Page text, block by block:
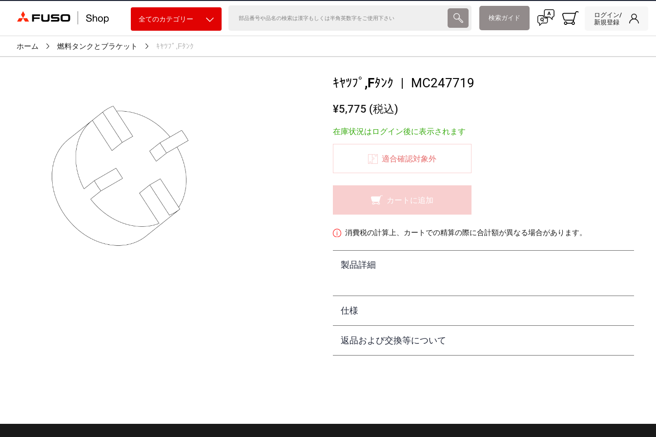
全てのカテゴリー 検索ガイド
ログイン/
新規登録
ホーム 燃料タンクとブラケット ｷﾔﾂﾌﾟ,Fﾀﾝｸ
ｷﾔﾂﾌﾟ,Fﾀﾝｸ | MC247719
¥5,775 (税込)
在庫状況はログイン後に表示されます
適合確認対象外
カートに追加
消費税の計算上、カートでの精算の際に合計額が異なる場合があります。
製品詳細
仕様
返品および交換等について